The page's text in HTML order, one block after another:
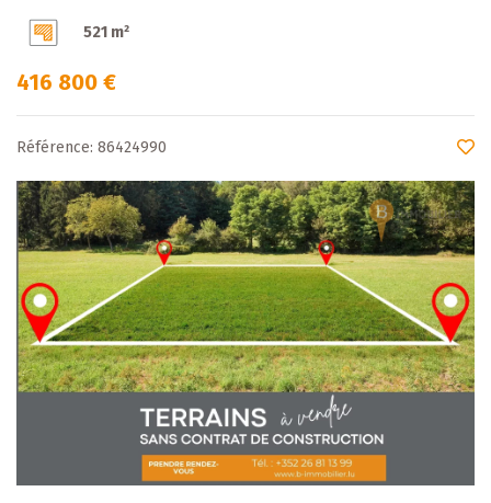
521 m²
416 800 €
Référence: 86424990